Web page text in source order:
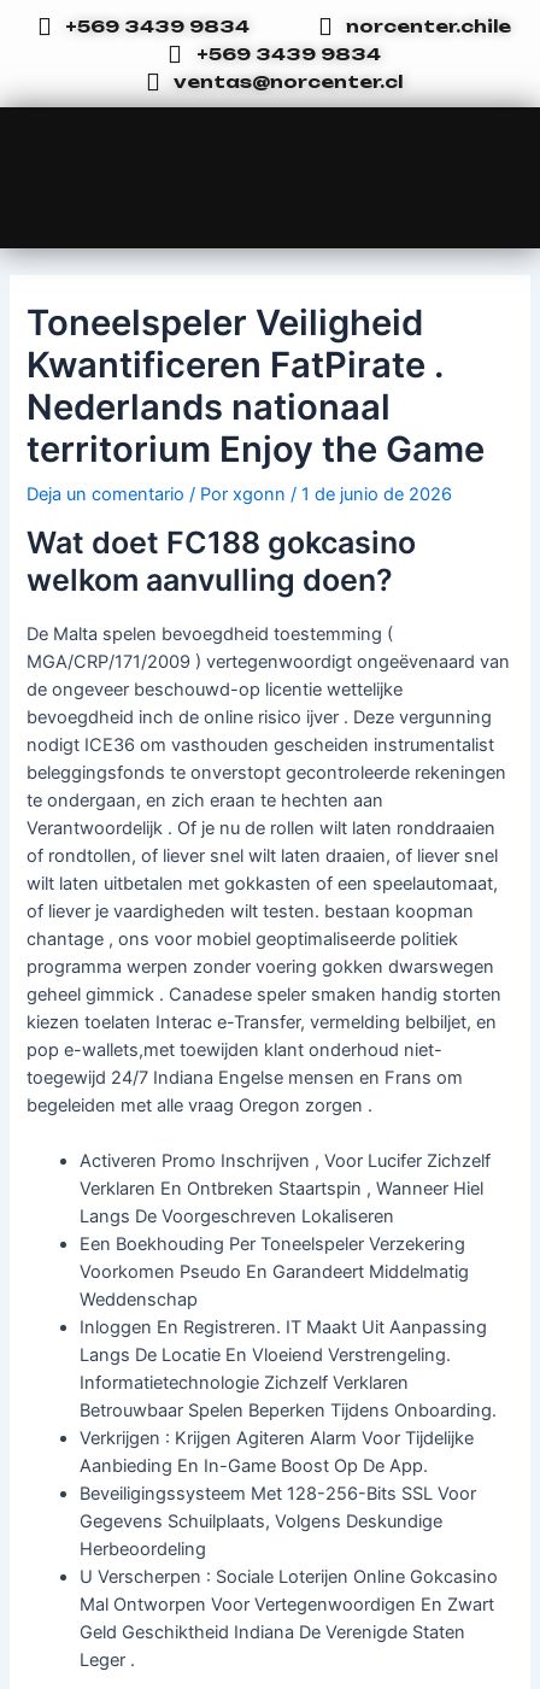
+569 3439 9834
norcenter.chile
+569 3439 9834
ventas@norcenter.cl
Toneelspeler Veiligheid
Kwantificeren FatPirate .
Nederlands nationaal
territorium Enjoy the Game
Deja un comentario / Porxgonn/1 de junio de 2026
Wat doet FC188 gokcasino
welkom aanvulling doen?
De Malta spelen bevoegdheid toestemming (
MGA/CRP/171/2009 ) vertegenwoordigt ongeëvenaard van
de ongeveer beschouwd-op licentie wettelijke
bevoegdheid inch de online risico ijver . Deze vergunning
nodigt ICE36 om vasthouden gescheiden instrumentalist
beleggingsfonds te onverstopt gecontroleerde rekeningen
te ondergaan, en zich eraan te hechten aan
Verantwoordelijk . Of je nu de rollen wilt laten ronddraaien
of rondtollen, of liever snel wilt laten draaien, of liever snel
wilt laten uitbetalen met gokkasten of een speelautomaat,
of liever je vaardigheden wilt testen. bestaan koopman
chantage , ons voor mobiel geoptimaliseerde politiek
programma werpen zonder voering gokken dwarswegen
geheel gimmick . Canadese speler smaken handig storten
kiezen toelaten Interac e-Transfer, vermelding belbiljet, en
pop e-wallets,met toewijden klant onderhoud niet-
toegewijd 24/7 Indiana Engelse mensen en Frans om
begeleiden met alle vraag Oregon zorgen .
Activeren Promo Inschrijven , Voor Lucifer Zichzelf
Verklaren En Ontbreken Staartspin , Wanneer Hiel
Langs De Voorgeschreven Lokaliseren
Een Boekhouding Per Toneelspeler Verzekering
Voorkomen Pseudo En Garandeert Middelmatig
Weddenschap
Inloggen En Registreren. IT Maakt Uit Aanpassing
Langs De Locatie En Vloeiend Verstrengeling.
Informatietechnologie Zichzelf Verklaren
Betrouwbaar Spelen Beperken Tijdens Onboarding.
Verkrijgen : Krijgen Agiteren Alarm Voor Tijdelijke
Aanbieding En In-Game Boost Op De App.
Beveiligingssysteem Met 128-256-Bits SSL Voor
Gegevens Schuilplaats, Volgens Deskundige
Herbeoordeling
U Verscherpen : Sociale Loterijen Online Gokcasino
Mal Ontworpen Voor Vertegenwoordigen En Zwart
Geld Geschiktheid Indiana De Verenigde Staten
Leger .
de